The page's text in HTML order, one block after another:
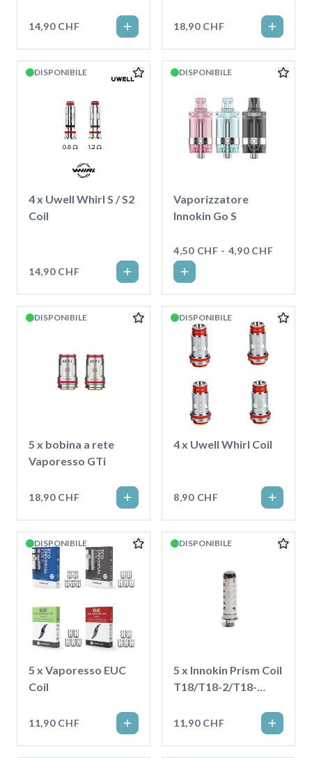
14,90 CHF 18,90 CHF
DISPONIBILE
4 x Uwell Whirl S / S2
Coil
14,90 CHF
DISPONIBILE
Vaporizzatore
Innokin Go S
4,50 CHF - 4,90 CHF
DISPONIBILE
5 x bobina a rete
Vaporesso GTi
18,90 CHF
DISPONIBILE
4 x Uwell Whirl Coil
8,90 CHF
DISPONIBILE
5 x Vaporesso EUC
Coil
11,90 CHF
DISPONIBILE
5 x Innokin Prism Coil
T18/T18-2/T18-
11,90 CHF